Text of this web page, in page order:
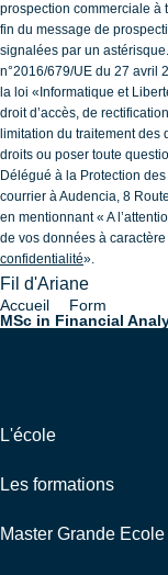
prospection commerciale à
fin du message de
signalées par un
n°2016/679/UE du 27 avril
la loi «Informatique et
droit d’accès, de
limitation du traitement des
droits ou poser toute
Délégué à la Protection
courrier à Audencia, 8
en mentionnant « A
de vos données à
confidentialité».
Fil d'Ariane
Accueil
Form
MSc in Financial
L'école
Les formations
Master Grande Ecole